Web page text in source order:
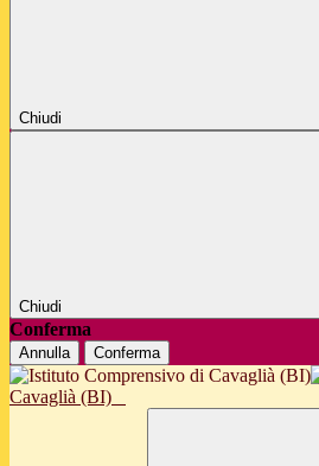
Chiudi
Chiudi
Conferma
Annulla Conferma
Cavaglià (BI)